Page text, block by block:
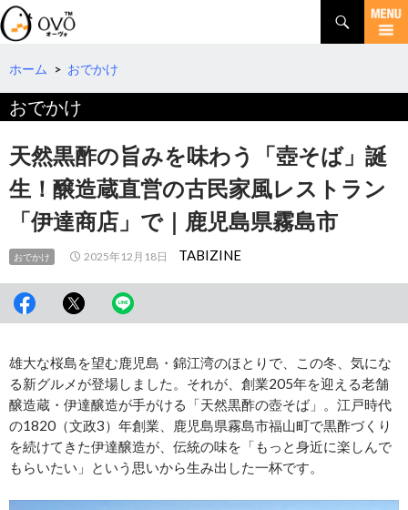
検
索
コ
テ
ツ
へ
動
ホーム > おでかけ
おでかけ
天然黒酢の旨みを味わう「壺そば」誕
生！醸造蔵直営の古民家風レストラン
「伊達商店」で｜鹿児島県霧島市
おでかけ 2025年12月18日 TABIZINE
雄大な桜島を望む鹿児島・錦江湾のほとりで、この冬、気にな
る新グルメが登場しました。それが、創業205年を迎える老舗
醸造蔵・伊達醸造が手がける「天然黒酢の壺そば」。江戸時代
の1820（文政3）年創業、鹿児島県霧島市福山町で黒酢づくり
を続けてきた伊達醸造が、伝統の味を「もっと身近に楽しんで
もらいたい」という思いから生み出した一杯です。